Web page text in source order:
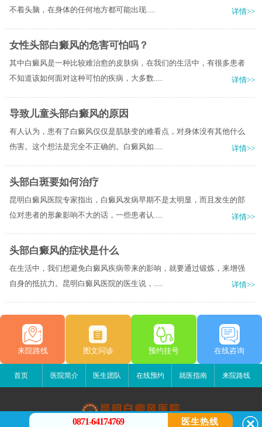
不着头脑，在身体的任何地方都可能出现.....
详情>>
女性头部白癜风的危害可怕吗？
其中白癜风是一种比较难治愈的皮肤病，在我们的生活中，有很多患者
不知道该如何面对这种可怕的疾病，大多数.....
详情>>
导致儿童头部白癜风的原因
有人认为，患有了白癜风仅仅是肌肤变的难看点，对身体没有其他什么
伤害。这个想法是完全不正确的。白癜风如.....
详情>>
头部白斑要如何治疗
昆明白癜风医院专家指出，白癜风发病早期不是太明显，而且发生的部
位对患者的形象影响不大的话，一些患者认.....
详情>>
头部白癜风的症状是什么
在生活中，我们想避免白癜风疾病带来的影响，就要通过锻炼，来增强
自身的抵抗力。昆明白癜风医院的医生说，.....
详情>>
来院路线 图文问诊 预约挂号 在线咨询
首页 医院简介 医生团队 在线预约 就医指南 来院路线
0871-64174769 医生热线